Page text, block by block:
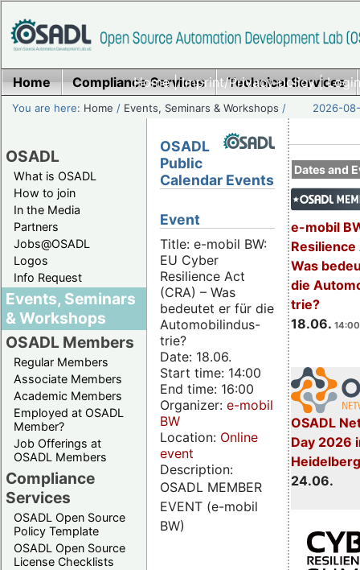
Home|Imprint/Privacy policy|
Home Compliance Services Technical Services
You are here: Home / Events, Seminars & Workshops / 2026-
OSADL
What is OSADL
How to join
In the Media
Partners
Jobs@OSADL
Logos
Info Request
Events, Seminars
& Workshops
OSADL Members
Regular Members
Associate Members
Academic Members
Employed at OSADL
Member?
Job Offerings at
OSADL Members
Compliance
Services
OSADL Open Source
Policy Template
OSADL Open Source
License Checklists
Dates and
e-mobil
Resilience
Was
die
trie?
18.06.
OSADL
Day 2026
24.06.
OSADL
Public
Calendar Events
Event
Title: e-mobil BW:
EU Cyber
Resilience Act
(CRA) – Was
bedeutet er für die
Automobilindus-
trie?
Date: 18.06.
Start time: 14:00
End time: 16:00
Organizer: e-mobil
BW
Location: Online
event
Description:
OSADL MEMBER
EVENT (e-mobil
BW)